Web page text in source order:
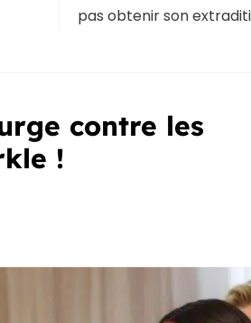
pas obtenir son
contre les
!